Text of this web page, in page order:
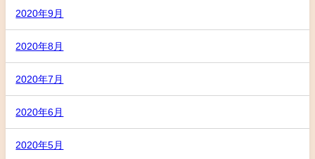
2020年9月
2020年8月
2020年7月
2020年6月
2020年5月